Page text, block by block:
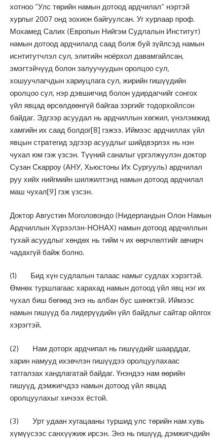
хотноо “Улс төрийн намын дотоод ардчилал” нэртэй
хурлыг 2007 онд зохион байгуулсан. Уг хурлаар проф.
Мохамед Салих (Европын Нийгэм Судлалын Институт)
намын дотоод ардчилалд саад болж буй зүйлсэд намын
иснтитутчлэл сул, элитийн ноёрхол давамгайлсан,
эмэгтэйчүүд болон залуучуудын оролцоо сул,
хошуучлагчдын хариуцлага сул, жирийн гишүүдийн
оролцоо сул, нэр дэвшигчид болон удирдагчийг сонгох
үйл явцад өрсөлдөөнгүй байгаа зэргийг тодорхойлсон
байдаг. Эдгээр асуудал нь ардчиллын хөгжил, үнэлэмжид
хамгийн их саад болдог[8] гэжээ. Иймээс ардчиллах үйл
явцын стратегид эдгээр асуудлыг шийдвэрлэх нь нэн
чухал юм гэж үзсэн. Түүний саналыг үргэлжүулэн доктор
Сузан Скарроу (АНУ, Хьюстоны Их Сургууль) ардчилал
руу хийх нийгмийн шилжилтэнд намын дотоод ардчилал
маш чухал[9] гэж үзсэн.
Доктор Августин Моголовондо (Нидерландын Олон Намын
Ардчиллын Хүрээлэн-НОНАХ) намын дотоод ардчиллын
тухай асуудлыг хөндөх нь тийм ч их өөрчлөлтийг авчирч
чадахгүй байж болно.
(1) Бид хүн судлалын талаас намыг судлах хэрэгтэй.
Өмнөх туршлагаас харахад намын дотоод үйл явц нэг их
чухал биш бөгөөд энэ нь албан бус шинжтэй. Иймээс
намын гишүүд ба лидерүүдийн үйл байдлыг сайтар ойлгох
хэрэгтэй.
(2) Нам доторх ардчипал нь гишүүдийг шаарддаг,
харин намууд ихэвчлэн гишүүдээ оролцуулахаас
татгалзах хандлагатай байдаг. Үнэндээ нам өөрийн
гишуүд, дэмжигчдээ намын дотоод үйл явцад
оролцуулахыг хичээх ёстой.
(3) Урт удаан хугацааны туршид улс төрийн нам хувь
хүмүүсээс санхүүжиж ирсэн. Энэ нь гишүүд, дэмжигчдийн